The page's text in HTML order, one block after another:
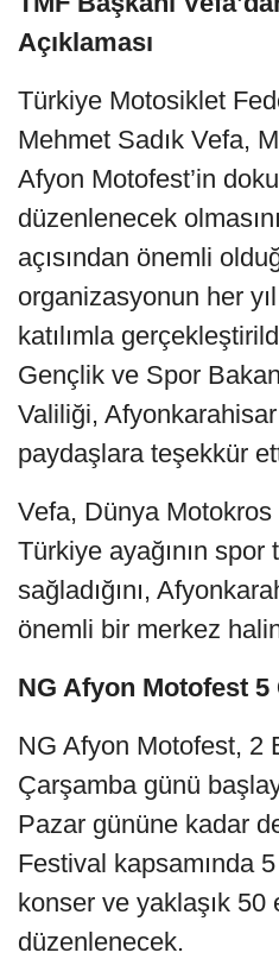
Açıklaması
Türkiye Motosiklet
Mehmet Sadık Vefa,
Afyon Motofest’in
düzenlenecek
açısından önemli
organizasyonun her
katılımla
Gençlik ve Spor
Valiliği,
paydaşlara teşekkür
Vefa, Dünya Motokros
Türkiye ayağının spor
sağladığını,
önemli bir merkez
NG Afyon Motofest
NG Afyon Motofest, 2
Çarşamba günü
Pazar gününe kadar
Festival kapsamında
konser ve yaklaşık 50
düzenlenecek.